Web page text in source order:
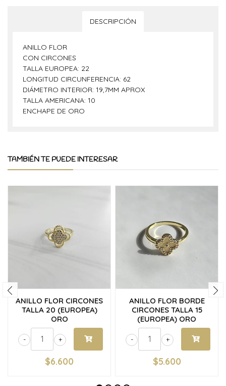
DESCRIPCIÓN
ANILLO FLOR
CON CIRCONES
TALLA EUROPEA: 22
LONGITUD CIRCUNFERENCIA: 62
DIÁMETRO INTERIOR: 19,7MM APROX
TALLA AMERICANA: 10
ENCHAPE DE ORO
TAMBIÉN TE PUEDE INTERESAR
ANILLO FLOR CIRCONES
TALLA 20 (EUROPEA)
ORO
+
-
$6.600
ANILLO FLOR BORDE
CIRCONES TALLA 15
(EUROPEA) ORO
+
-
$5.600